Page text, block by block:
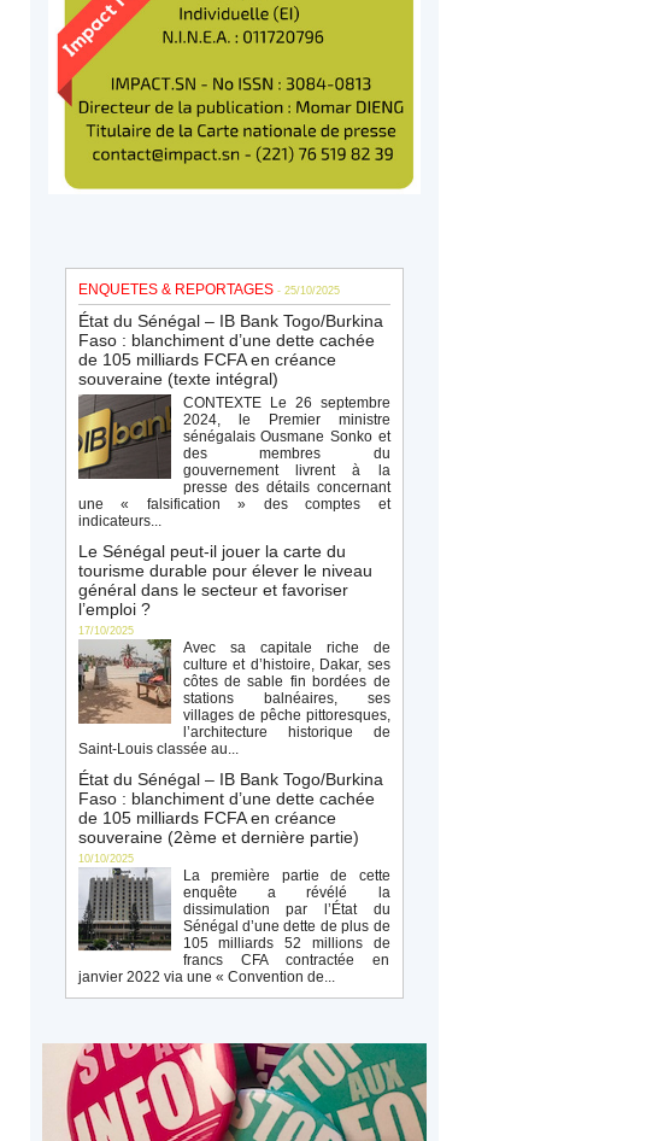
ENQUETES & REPORTAGES - 25/10/2025
État du Sénégal – IB Bank Togo/Burkina
Faso : blanchiment d’une dette cachée
de 105 milliards FCFA en créance
souveraine (texte intégral)
CONTEXTE Le 26 septembre
2024, le Premier ministre
sénégalais Ousmane Sonko et
des membres du
gouvernement livrent à la
presse des détails concernant
une « falsification » des comptes et
indicateurs...
Le Sénégal peut-il jouer la carte du
tourisme durable pour élever le niveau
général dans le secteur et favoriser
l’emploi ?
17/10/2025
Avec sa capitale riche de
culture et d’histoire, Dakar, ses
côtes de sable fin bordées de
stations balnéaires, ses
villages de pêche pittoresques,
l’architecture historique de
Saint-Louis classée au...
État du Sénégal – IB Bank Togo/Burkina
Faso : blanchiment d’une dette cachée
de 105 milliards FCFA en créance
souveraine (2ème et dernière partie)
10/10/2025
La première partie de cette
enquête a révélé la
dissimulation par l’État du
Sénégal d’une dette de plus de
105 milliards 52 millions de
francs CFA contractée en
janvier 2022 via une « Convention de...